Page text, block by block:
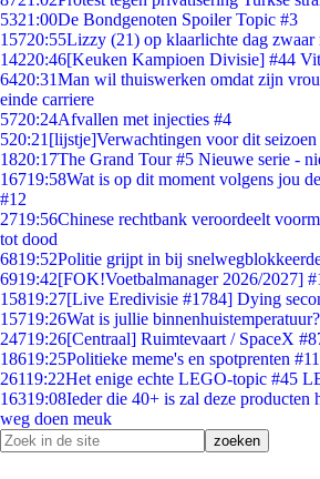
5321:00De Bondgenoten Spoiler Topic #3
15720:55Lizzy (21) op klaarlichte dag zwaar
14220:46[Keuken Kampioen Divisie] #44
6420:31Man wil thuiswerken omdat zijn
einde carriere
5720:24Afvallen met injecties #4
520:21 [lijstje]Verwachtingen voor dit seizoen
1820:17The Grand Tour #5 Nieuwe serie -
16719:58Wat is op dit moment volgens jou
#12
2719:56Chinese rechtbank veroordeelt
tot dood
6819:52Politie grijpt in bij
6919:42[FOK!Voetbalmanager 2026/2027]
15819:27[Live Eredivisie #1784] Dying
15719:26Wat is jullie
24719:26[Centraal] Ruimtevaart / SpaceX
18619:25Politieke meme's en spotprenten #11
26119:22Het enige echte LEGO-topic #45
16319:08Ieder die 40+ is zal deze producten
weg doen meuk